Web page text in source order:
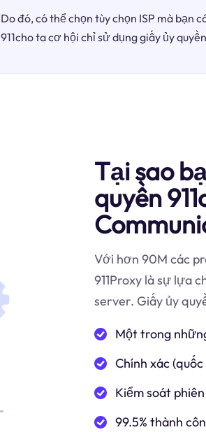
Do đó, có thể chọn tùy chọn ISP mà
911cho ta cơ hội chỉ sử dụng giấy ủy
Tại sao
quyền
Với hơn 90M các
911Proxy là sự lựa
server. Giấy ủy
Một trong
Chính xác
Kiểm soát
99.5% thành